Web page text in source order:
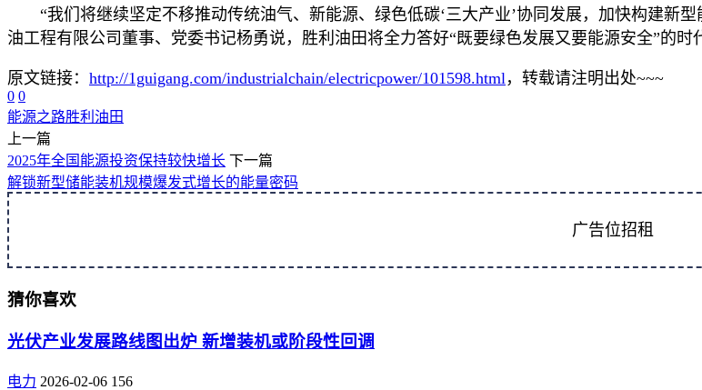
“我们将继续坚定不移推动传统油气、新能源、绿色低碳‘三大产业’协同发展，加快构建新
油工程有限公司董事、党委书记杨勇说，胜利油田将全力答好“既要绿色发展又要能源安全”的时
原文链接： http://1guigang.com/industrialchain/electricpower/101598.html，转载请注明出处~~~
0 0
能源之路胜利油田
上一篇
2025年全国能源投资保持较快增长 下一篇
解锁新型储能装机规模爆发式增长的能量密码
广告位招租
猜你喜欢
光伏产业发展路线图出炉 新增装机或阶段性回调
电力 2026-02-06 156